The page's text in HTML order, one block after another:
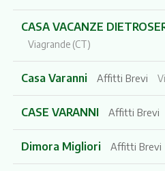
CASA VACANZE
Viagrande (CT)
Casa Varanni Affitti Brevi
CASE VARANNI Affitti Brevi
Dimora Migliori Affitti Brevi